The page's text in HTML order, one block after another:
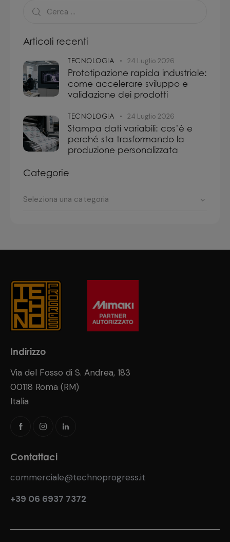
Articoli recenti
TECNOLOGIA 24 Luglio 2026
Prototipazione rapida industriale:
come accelerare sviluppo e
validazione dei prodotti
TECNOLOGIA 24 Luglio 2026
Stampa dati variabili: cos’è e
perché sta trasformando la
produzione personalizzata
Categorie
Indirizzo
Via del Fosso di S. Andrea, 183
00118 Roma (RM)
Italia
Contattaci
commerciale@technoprogress.it
+39 06 6937 7372